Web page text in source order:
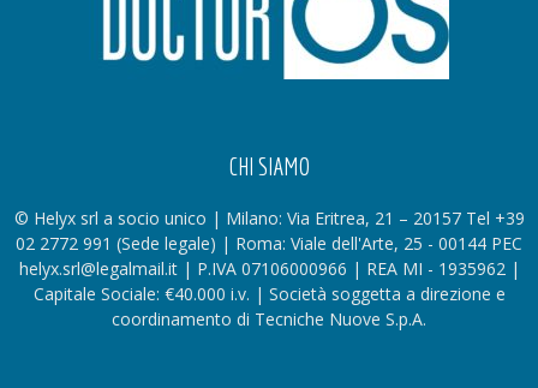
CHI SIAMO
© Helyx srl a socio unico | Milano: Via Eritrea, 21 – 20157 Tel +39
02 2772 991 (Sede legale) | Roma: Viale dell'Arte, 25 - 00144 PEC
helyx.srl@legalmail.it | P.IVA 07106000966 | REA MI - 1935962 |
Capitale Sociale: €40.000 i.v. | Società soggetta a direzione e
coordinamento di Tecniche Nuove S.p.A.